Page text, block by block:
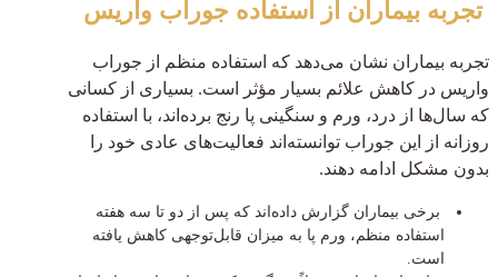
تجربه بیماران از استفاده جوراب واریس
تجربه بیماران نشان می‌دهد که استفاده منظم از جوراب
واریس در کاهش علائم بسیار مؤثر است. بسیاری از کسانی
که سال‌ها از درد، ورم و سنگینی پا رنج برده‌اند، با استفاده
روزانه از این جوراب توانسته‌اند فعالیت‌های عادی خود را
بدون مشکل ادامه دهند.
برخی بیماران گزارش داده‌اند که پس از دو تا سه هفته
استفاده منظم، ورم پا به میزان قابل‌توجهی کاهش یافته
است.